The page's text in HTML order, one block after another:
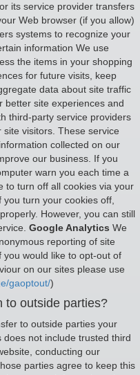
its service provider transfers
Web browser (if you allow)
systems to recognize your
information We use
the items in your shopping
for future visits, keep
data about site traffic
better site experiences and
third-party service providers
visitors. These service
collected on our
our business. If you
warn you each time a
to turn off all cookies via your
you turn your cookies off,
However, you can still
Google Analytics We
reporting of site
would like to opt-out of
on our sites please use
gaoptout/)
to outside parties?
to outside parties your
not include trusted third
conducting our
parties agree to keep this